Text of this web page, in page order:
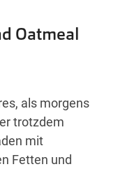
Oatmeal
als morgens
trotzdem
mit
Fetten und